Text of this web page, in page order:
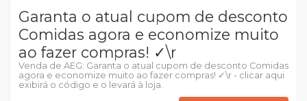
Garanta o atual cupom de desconto
Comidas agora e economize muito
ao fazer compras! ✓\r
Venda de AEG: Garanta o atual cupom de desconto Comidas
agora e economize muito ao fazer compras! ✓\r - clicar aqui
exibirá o código e o levará à loja.